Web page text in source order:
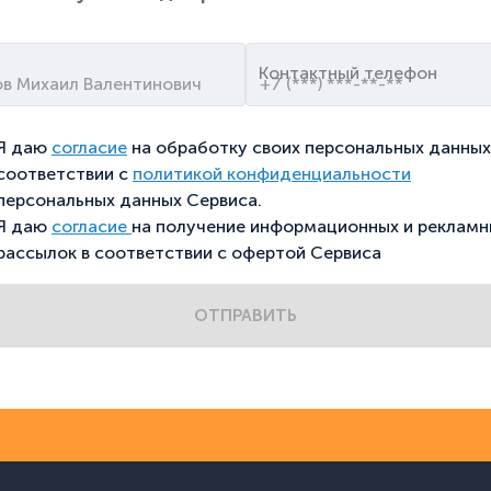
Контактный телефон
даю согласие на обработку своих персональных
с политикой конфиденциальности
данных Сервиса.
даю согласие на получение информационных и
в соответствии с офертой Сервиса
ОТПРАВИТЬ